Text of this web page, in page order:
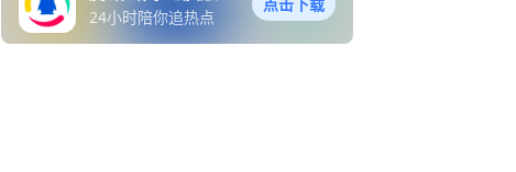
24小时陪你追热点